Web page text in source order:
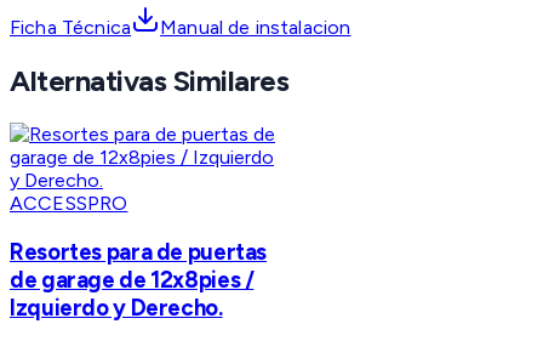
Ficha Técnica Manual de instalacion
Alternativas Similares
ACCESSPRO
Resortes para de puertas
de garage de 12x8pies /
Izquierdo y Derecho.